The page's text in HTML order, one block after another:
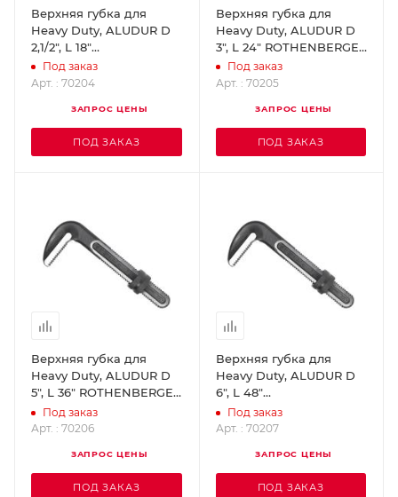
Верхняя губка для
Heavy Duty, ALUDUR D
2,1/2", L 18"
ROTHENBERGER 70204
Под заказ
Арт. : 70204
ЗАПРОС ЦЕНЫ
ПОД ЗАКАЗ
Верхняя губка для
Heavy Duty, ALUDUR D
3", L 24" ROTHENBERGER
70205
Под заказ
Арт. : 70205
ЗАПРОС ЦЕНЫ
ПОД ЗАКАЗ
Верхняя губка для
Heavy Duty, ALUDUR D
5", L 36" ROTHENBERGER
70206
Под заказ
Арт. : 70206
ЗАПРОС ЦЕНЫ
ПОД ЗАКАЗ
Верхняя губка для
Heavy Duty, ALUDUR D
6", L 48"
ROTHENBERGER 70207
Под заказ
Арт. : 70207
ЗАПРОС ЦЕНЫ
ПОД ЗАКАЗ